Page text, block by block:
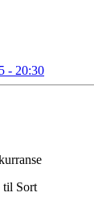
- 20:30
til Sort